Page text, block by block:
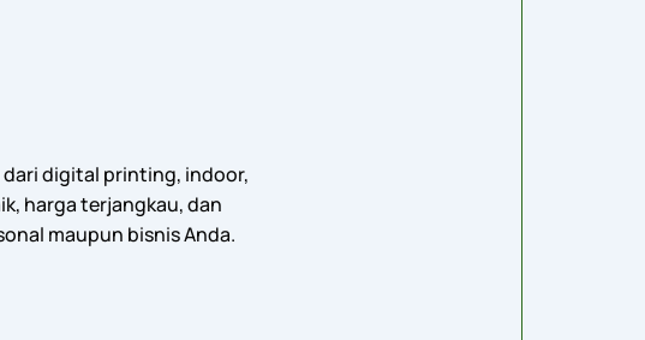
digital printing, indoor,
harga terjangkau, dan
maupun bisnis Anda.